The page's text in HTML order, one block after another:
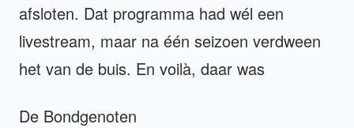
afsloten. Dat programma had wél een
livestream, maar na één seizoen verdween
het van de buis. En voilà, daar was
De Bondgenoten